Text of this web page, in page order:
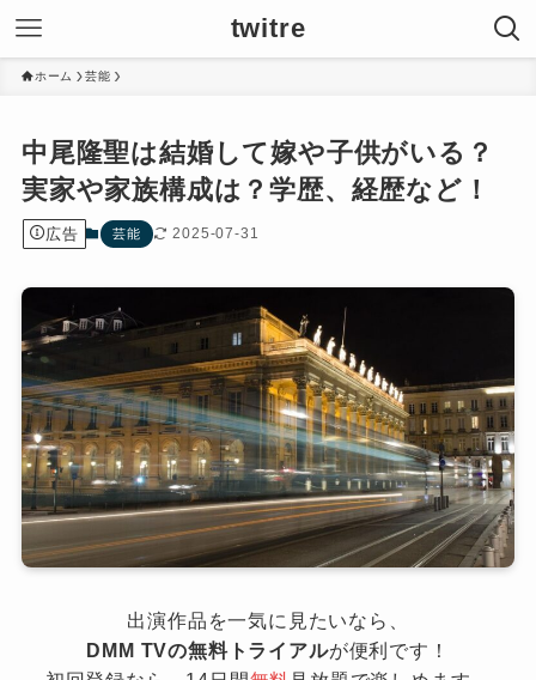
twitre
ホーム 芸能
中尾隆聖は結婚して嫁や子供がいる？
実家や家族構成は？学歴、経歴など！
広告 芸能 2025-07-31
出演作品を一気に見たいなら、
DMM TVの無料トライアルが便利です！